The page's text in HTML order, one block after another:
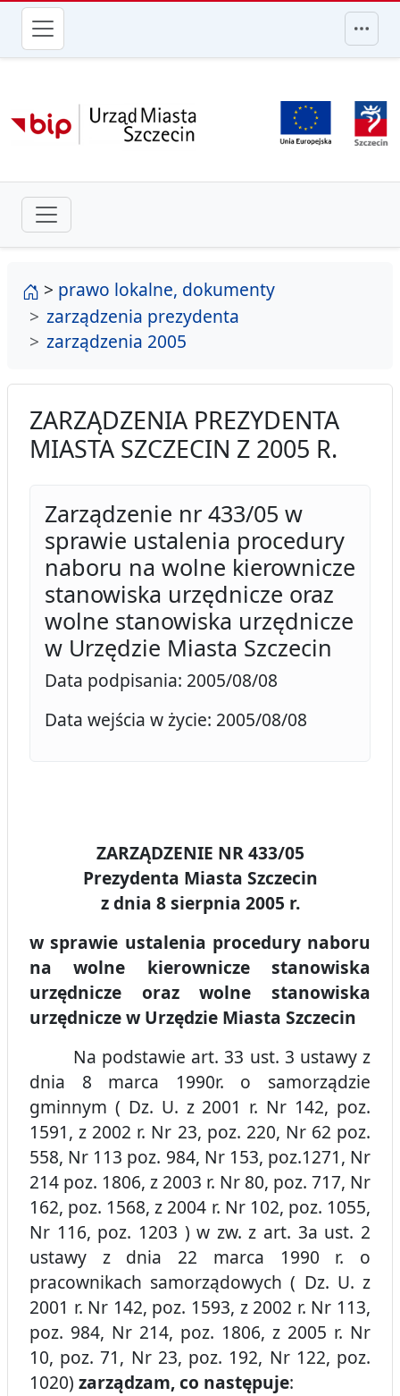
przejdź do głównego menu
strona główna
> prawo lokalne, dokumenty
zarządzenia prezydenta
zarządzenia 2005
ZARZĄDZENIA PREZYDENTA
MIASTA SZCZECIN Z 2005 R.
Zarządzenie nr 433/05 w
sprawie ustalenia procedury
naboru na wolne kierownicze
stanowiska urzędnicze oraz
wolne stanowiska urzędnicze
w Urzędzie Miasta Szczecin
Data podpisania: 2005/08/08
Data wejścia w życie: 2005/08/08
ZARZĄDZENIE NR 433/05
Prezydenta Miasta Szczecin
z dnia 8 sierpnia 2005 r.
w sprawie ustalenia procedury naboru
na wolne kierownicze stanowiska
urzędnicze oraz wolne stanowiska
urzędnicze w Urzędzie Miasta Szczecin
Na podstawie art. 33 ust. 3 ustawy z
dnia 8 marca 1990r. o samorządzie
gminnym ( Dz. U. z 2001 r. Nr 142, poz.
1591, z 2002 r. Nr 23, poz. 220, Nr 62 poz.
558, Nr 113 poz. 984, Nr 153, poz.1271, Nr
214 poz. 1806, z 2003 r. Nr 80, poz. 717, Nr
162, poz. 1568, z 2004 r. Nr 102, poz. 1055,
Nr 116, poz. 1203 ) w zw. z art. 3a ust. 2
ustawy z dnia 22 marca 1990 r. o
pracownikach samorządowych ( Dz. U. z
2001 r. Nr 142, poz. 1593, z 2002 r. Nr 113,
poz. 984, Nr 214, poz. 1806, z 2005 r. Nr
10, poz. 71, Nr 23, poz. 192, Nr 122, poz.
1020) zarządzam, co następuje: